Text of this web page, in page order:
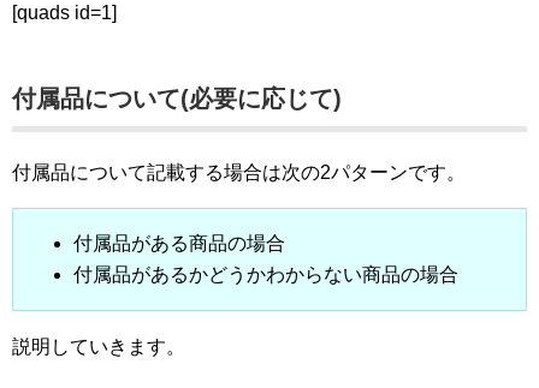
[quads id=1]
付属品について(必要に応じて)
付属品について記載する場合は次の2パターンです。
付属品がある商品の場合
付属品があるかどうかわからない商品の場合
説明していきます。